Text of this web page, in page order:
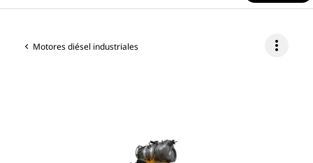
Motores diésel industriales more_vert